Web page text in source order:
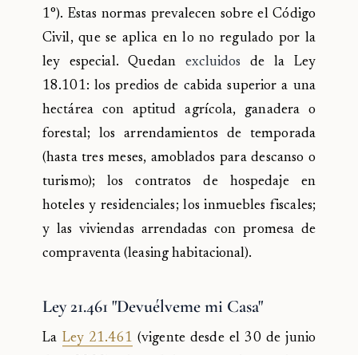
1°). Estas normas prevalecen sobre el Código
Civil, que se aplica en lo no regulado por la
ley especial. Quedan excluidos de la Ley
18.101: los predios de cabida superior a una
hectárea con aptitud agrícola, ganadera o
forestal; los arrendamientos de temporada
(hasta tres meses, amoblados para descanso o
turismo); los contratos de hospedaje en
hoteles y residenciales; los inmuebles fiscales;
y las viviendas arrendadas con promesa de
compraventa (leasing habitacional).
Ley 21.461 "Devuélveme mi Casa"
La Ley 21.461 (vigente desde el 30 de junio